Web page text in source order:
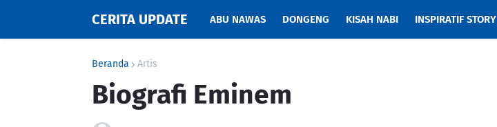
CERITA UPDATE ABU NAWAS DONGENG KISAH NABI INSPIRATIF STORY
Beranda Artis
Biografi Eminem